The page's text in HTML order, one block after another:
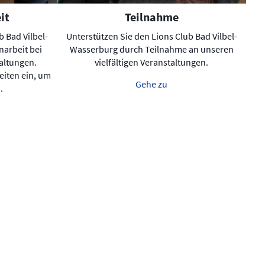
Bad Vilbel-
bei
ein, um
Teilnahme
Unterstützen Sie den Lions Club Bad Vilbel-
Wasserburg durch Teilnahme an unseren
vielfältigen Veranstaltungen.
Gehe zu